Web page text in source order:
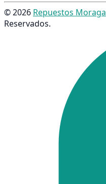
© 2026 Repuestos Moraga
Reservados.